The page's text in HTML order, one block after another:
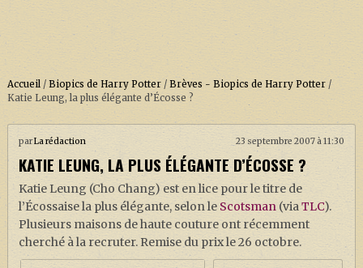
ACCUEIL
À PROPOS
SOUTENEZ-NOUS !
LA SÉRIE HARRY POTTER (REBOOT)
Accueil/ Biopics de Harry Potter/ Brèves - Biopics de Harry Potter/
Katie Leung, la plus élégante d’Écosse ?
parLa rédaction 23 septembre 2007 à 11:30
KATIE LEUNG, LA PLUS ÉLÉGANTE D’ÉCOSSE ?
Katie Leung (Cho Chang) est en lice pour le titre de
l’Écossaise la plus élégante, selon le Scotsman(viaTLC).
Plusieurs maisons de haute couture ont récemment
cherché à la recruter. Remise du prix le 26 octobre.